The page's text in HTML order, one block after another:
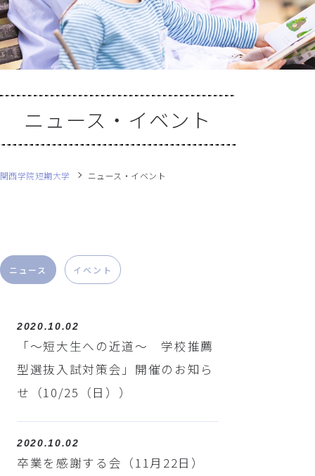
ニュース・イベント
関西学院短期大学 ニュース・イベント
ニュース イベント
2020.10.02
「～短大生への近道～ 学校推薦
型選抜入試対策会」開催のお知ら
せ（10/25（日））
2020.10.02
卒業を感謝する会（11月22日）